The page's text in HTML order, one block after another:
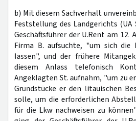
b) Mit diesem Sachverhalt
Feststellung des Landgerichts (UA
Geschäftsführer der U.Rent am 12.
Firma B. aufsuchte, "um sich die
lassen", und der frühere
diesem Anlass telefonisch
Angeklagten St. aufnahm, "um zu
Grundstücke er den litauischen
solle, um die erforderlichen
für die Lkw nachweisen zu